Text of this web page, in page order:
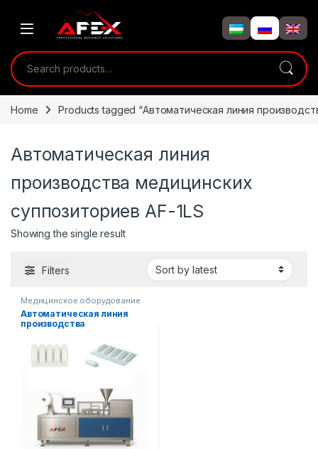
Search for:
Home Products tagged “Автоматическая линия
Автоматическая линия
производства медицинских
суппозиториев AF-1LS
Showing the single result
Filters
Медицинское оборудование
Автоматическая линия
производства
суппозиториев AF-1LS